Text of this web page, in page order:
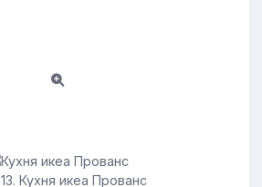
13. Кухня икеа Прованс